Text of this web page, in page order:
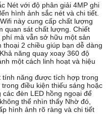
Nét với độ phân giải 4MP ghi
hình ảnh sắc nét và chi tiết.
này cung cấp chất lượng
quan sát chất lượng. Chiết
mà vẫn sở hữu một sản
2 chiều giúp bạn dễ dàng
năng quay xoay 360 độ
một cách linh hoạt và hiệu
tính năng được tích hợp trong
điều kiện thiếu sáng hoặc
đèn LED hồng ngoại để
thể nhìn thấy Nhờ đó,
hình ảnh rõ ràng và chi tiết